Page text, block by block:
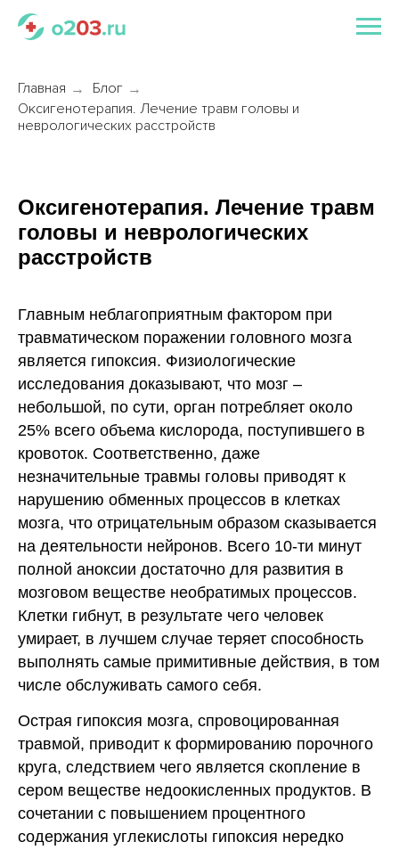
Главная → Блог →
Оксигенотерапия. Лечение травм головы и
неврологических расстройств
Оксигенотерапия. Лечение травм
головы и неврологических
расстройств
Главным неблагоприятным фактором при
травматическом поражении головного мозга
является гипоксия. Физиологические
исследования доказывают, что мозг –
небольшой, по сути, орган потребляет около
25% всего объема кислорода, поступившего в
кровоток. Соответственно, даже
незначительные травмы головы приводят к
нарушению обменных процессов в клетках
мозга, что отрицательным образом сказывается
на деятельности нейронов. Всего 10-ти минут
полной аноксии достаточно для развития в
мозговом веществе необратимых процессов.
Клетки гибнут, в результате чего человек
умирает, в лучшем случае теряет способность
выполнять самые примитивные действия, в том
числе обслуживать самого себя.
Острая гипоксия мозга, спровоцированная
травмой, приводит к формированию порочного
круга, следствием чего является скопление в
сером веществе недоокисленных продуктов. В
сочетании с повышением процентного
содержания углекислоты гипоксия нередко